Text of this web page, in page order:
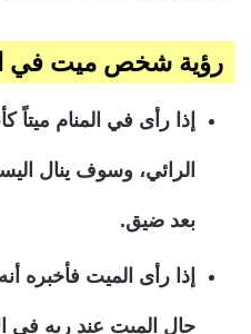
رؤية شخص ميت في
إذا رأى في المنام
الرائي، وسوف ينال
بعد ضيق.
إذا رأى الميت فأخبره
حال الميت عند ربه في